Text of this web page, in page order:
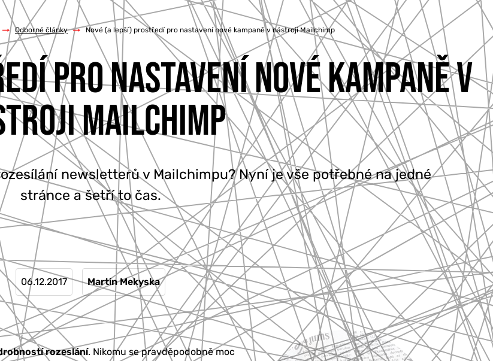
/ Odborné články / Nové (a lepší) prostředí pro nastavení nové kampaně v nástroji Mailchimp
PRO NASTAVENÍ NOVÉ KAMPANĚ V
MAILCHIMP
newsletterů v Mailchimpu? Nyní je vše potřebné na jedné
stránce a šetří to čas.
06.12.2017 Martin Mekyska
rozeslání. Nikomu se pravděpodobně moc